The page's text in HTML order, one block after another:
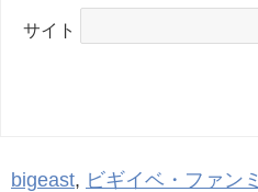
サイト
bigeast, ビギイベ・ファンミ